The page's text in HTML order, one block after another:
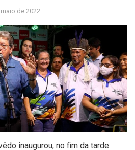
de 2022
inaugurou, no fim da tarde